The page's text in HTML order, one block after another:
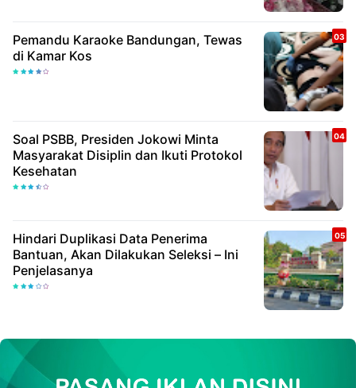
Pemandu Karaoke Bandungan, Tewas
di Kamar Kos
Soal PSBB, Presiden Jokowi Minta
Masyarakat Disiplin dan Ikuti Protokol
Kesehatan
Hindari Duplikasi Data Penerima
Bantuan, Akan Dilakukan Seleksi – Ini
Penjelasanya